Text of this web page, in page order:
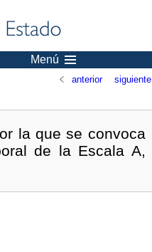
Menú
anterior siguiente
la que se convoca
de la Escala A,